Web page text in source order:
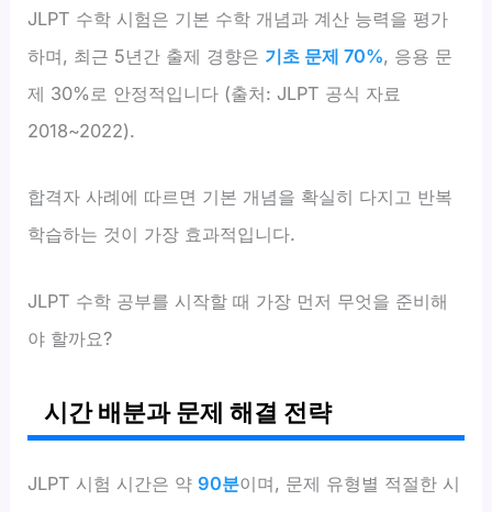
JLPT 수학 시험은 기본 수학 개념과 계산 능력을 평가
하며, 최근 5년간 출제 경향은 기초 문제 70%, 응용 문
제 30%로 안정적입니다 (출처: JLPT 공식 자료
2018~2022).
합격자 사례에 따르면 기본 개념을 확실히 다지고 반복
학습하는 것이 가장 효과적입니다.
JLPT 수학 공부를 시작할 때 가장 먼저 무엇을 준비해
야 할까요?
시간 배분과 문제 해결 전략
JLPT 시험 시간은 약90분이며, 문제 유형별 적절한 시